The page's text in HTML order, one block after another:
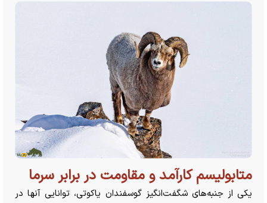
متابولیسم کارآمد و مقاومت در برابر سرما
یکی از جنبه‌های شگفت‌انگیز گوسفندان یاکوتی، توانایی آنها در